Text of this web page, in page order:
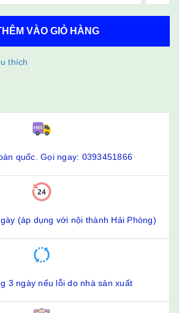
VÀO GIỎ HÀNG
thích
quốc. Gọi ngay: 0393451866
(áp dụng với nội thành Hải Phòng)
3 ngày nếu lỗi do nhà sản xuất